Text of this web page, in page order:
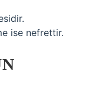
ise nefrettir.